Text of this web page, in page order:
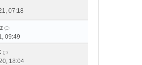
07:18
09:49
18:04